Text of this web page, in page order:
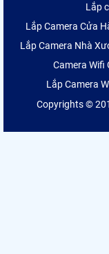
Lắp
Lắp Camera Cửa
Lắp Camera Nhà
Camera Wifi
Lắp Camera
Copyrights ©